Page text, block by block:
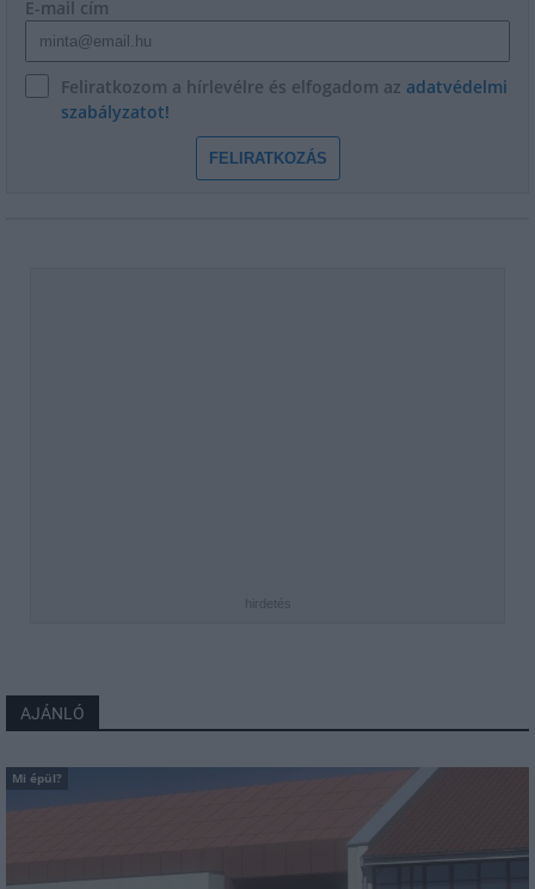
E-mail cím
Feliratkozom a hírlevélre és elfogadom az adatvédelmi
szabályzatot!
FELIRATKOZÁS
hirdetés
AJÁNLÓ
Mi épül?